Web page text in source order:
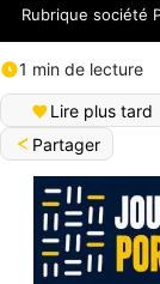
Rubrique société
1 min de lecture
Lire plus tard
Partager